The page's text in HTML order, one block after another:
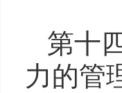
第十
力的管